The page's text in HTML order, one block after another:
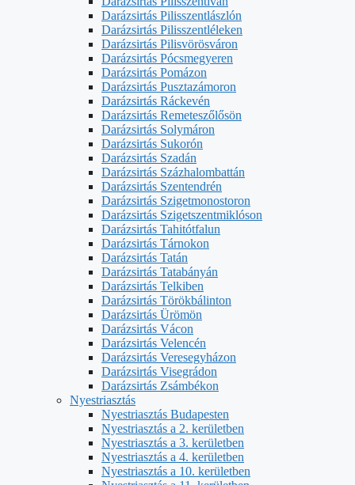
Darázsirtás Pilisszentlászlón
Darázsirtás Pilisszentléleken
Darázsirtás Pilisvörösváron
Darázsirtás Pócsmegyeren
Darázsirtás Pomázon
Darázsirtás Pusztazámoron
Darázsirtás Ráckevén
Darázsirtás Remeteszőlősön
Darázsirtás Solymáron
Darázsirtás Sukorón
Darázsirtás Szadán
Darázsirtás Százhalombattán
Darázsirtás Szentendrén
Darázsirtás Szigetmonostoron
Darázsirtás Szigetszentmiklóson
Darázsirtás Tahitótfalun
Darázsirtás Tárnokon
Darázsirtás Tatán
Darázsirtás Tatabányán
Darázsirtás Telkiben
Darázsirtás Törökbálinton
Darázsirtás Ürömön
Darázsirtás Vácon
Darázsirtás Velencén
Darázsirtás Veresegyházon
Darázsirtás Visegrádon
Darázsirtás Zsámbékon
Nyestriasztás
Nyestriasztás Budapesten
Nyestriasztás a 2. kerületben
Nyestriasztás a 3. kerületben
Nyestriasztás a 4. kerületben
Nyestriasztás a 10. kerületben